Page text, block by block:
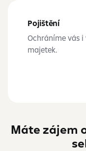
Pojištění
Ochráníme vás i
majetek.
Máte zájem